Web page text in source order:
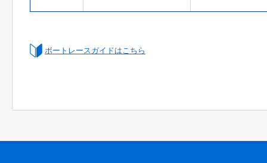
ボートレースガイドはこちら